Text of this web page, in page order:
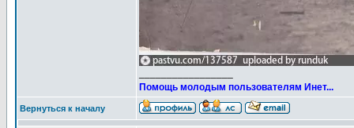
Помощь молодым пользователям Инет...
Вернуться к началу